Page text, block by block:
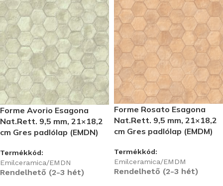
Forme Avorio Esagona
Nat.Rett. 9,5 mm, 21×18,2
cm Gres padlólap (EMDN)
Termékkód:
Emilceramica/EMDN
Rendelhető (2-3 hét)
Forme Rosato Esagona
Nat.Rett. 9,5 mm, 21×18,2
cm Gres padlólap (EMDM)
Termékkód:
Emilceramica/EMDM
Rendelhető (2-3 hét)